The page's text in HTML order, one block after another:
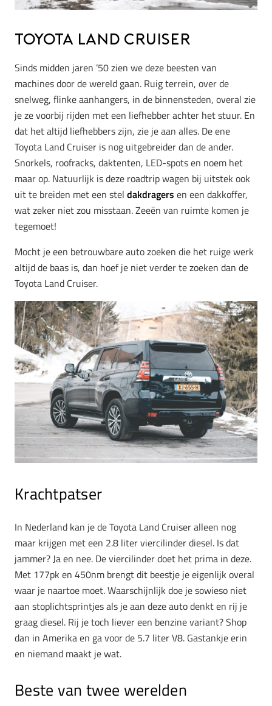
Toyota Land Cruiser
Sinds midden jaren ’50 zien we deze beesten van
machines door de wereld gaan. Ruig terrein, over de
snelweg, flinke aanhangers, in de binnensteden, overal zie
je ze voorbij rijden met een liefhebber achter het stuur. En
dat het altijd liefhebbers zijn, zie je aan alles. De ene
Toyota Land Cruiser is nog uitgebreider dan de ander.
Snorkels, roofracks, daktenten, LED-spots en noem het
maar op. Natuurlijk is deze roadtrip wagen bij uitstek ook
uit te breiden met een stel dakdragers en een dakkoffer,
wat zeker niet zou misstaan. Zeeën van ruimte komen je
tegemoet!
Mocht je een betrouwbare auto zoeken die het ruige werk
altijd de baas is, dan hoef je niet verder te zoeken dan de
Toyota Land Cruiser.
Krachtpatser
In Nederland kan je de Toyota Land Cruiser alleen nog
maar krijgen met een 2.8 liter viercilinder diesel. Is dat
jammer? Ja en nee. De viercilinder doet het prima in deze.
Met 177pk en 450nm brengt dit beestje je eigenlijk overal
waar je naartoe moet. Waarschijnlijk doe je sowieso niet
aan stoplichtsprintjes als je aan deze auto denkt en rij je
graag diesel. Rij je toch liever een benzine variant? Shop
dan in Amerika en ga voor de 5.7 liter V8. Gastankje erin
en niemand maakt je wat.
Beste van twee werelden